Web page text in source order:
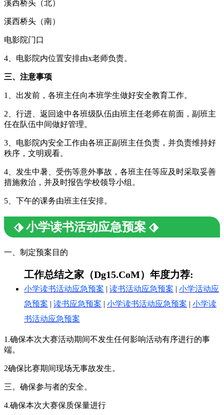
溪西桥头（北）
溪西桥头（南）
电影院门口
4、电影院内位置安排由x老师负责。
三、注意事项
1、出发前，各班主任向本班学生做好安全教育工作。
2、行进、返回途中各班级队伍由班主任老师在前面，副班主
任在队伍中间做好管理。
3、电影院内安全工作由各班正副班主任负责，并负责维持好
秩序，文明观看。
4、发生中暑、受伤等意外事故，各班主任等应及时采取妥善
措施救治，并及时报告学校领导小组。
5、下午的课务由班主任安排。
⬗ 小学读书活动应急预案 ⬗
一、制定预案目的
工作总结之家（Dg15.CoM）年度力荐:
小学读书活动应急预案 | 读书活动应急预案 | 小学活动应
急预案 | 读书应急预案 | 小学读书活动应急预案 | 小学读
书活动应急预案
1.确保本次大赛活动期间不发生任何影响活动有序进行的事
端。
2确保比赛期间现场无事故发生。
三。确保参与者的安全。
4.确保本次大赛保质保量进行